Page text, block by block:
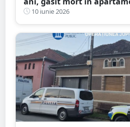
și mama, duşi la spital
10 iunie 2026